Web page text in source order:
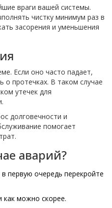
враги вашей системы.
чистку минимум раз в
засорения и уменьшения
Если оно часто падает,
о протечках. В таком случае
утечек для
долговечности и
помогает
аварий?
первую очередь перекройте
как можно скорее.